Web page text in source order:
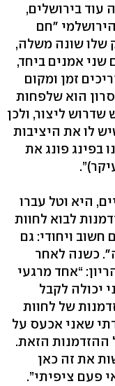
עוד בירושלים,
"חם
שלו שונה משלה,
אמנים ביחד,
זמן ומקום
הוא שלפחות
ליצור, ולכן
לו את היציבות
בפינג פונג את
היא וטל עברו
לבוא לחוות
חשוב ויחודי: גם
כשנה לאחר
“אחד מרגעי
יכולה לקבל
של לחוות
שאני אכעס על
ההזדמנות הזאת.
את זה כאן
פעם ציפיתי”.